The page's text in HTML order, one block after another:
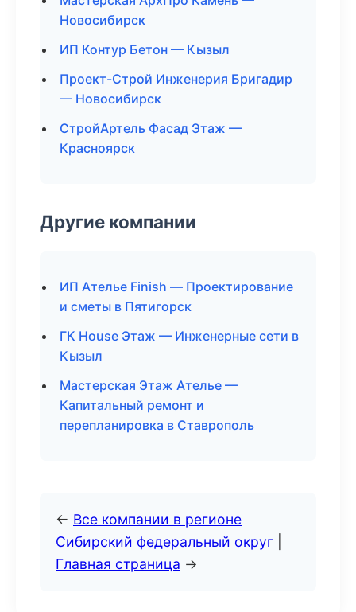
Новосибирск
ИП Контур Бетон — Кызыл
Проект-Строй Инженерия Бригадир
— Новосибирск
СтройАртель Фасад Этаж —
Красноярск
Другие компании
ИП Ателье Finish — Проектирование
и сметы в Пятигорск
ГК House Этаж — Инженерные сети в
Кызыл
Мастерская Этаж Ателье —
Капитальный ремонт и
перепланировка в Ставрополь
← Все компании в регионе
Сибирский федеральный округ
Главная страница →